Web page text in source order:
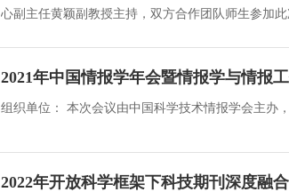
心副主任黄颖副教授主持，双方合作团队师生参加此
2021年中国情报学年会暨情报学与情报
2022年开放科学框架下科技期刊深度融